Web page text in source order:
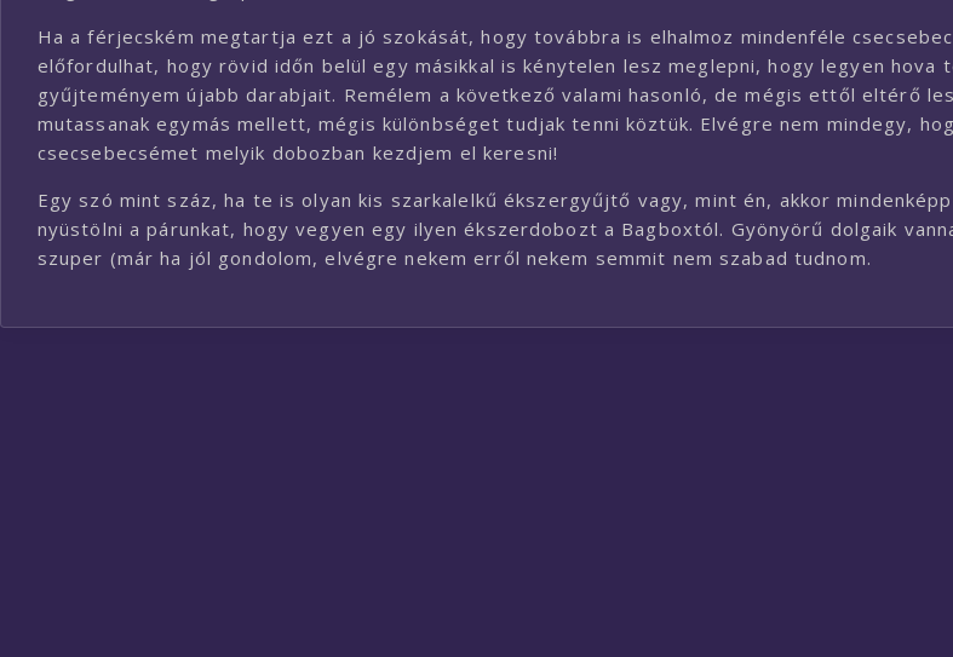
Ha a férjecském megtartja ezt a jó szokását, hogy továbbra is elhalmoz mindenféle
előfordulhat, hogy rövid időn belül egy másikkal is kénytelen lesz meglepni, hogy legyen hova
gyűjteményem újabb darabjait. Remélem a következő valami hasonló, de mégis ettől eltérő
mutassanak egymás mellett, mégis különbséget tudjak tenni köztük. Elvégre nem mindegy,
csecsebecsémet melyik dobozban kezdjem el keresni!
Egy szó mint száz, ha te is olyan kis szarkalelkű ékszergyűjtő vagy, mint én, akkor
nyüstölni a párunkat, hogy vegyen egy ilyen ékszerdobozt a Bagboxtól. Gyönyörű dolgaik
szuper (már ha jól gondolom, elvégre nekem erről nekem semmit nem szabad tudnom.